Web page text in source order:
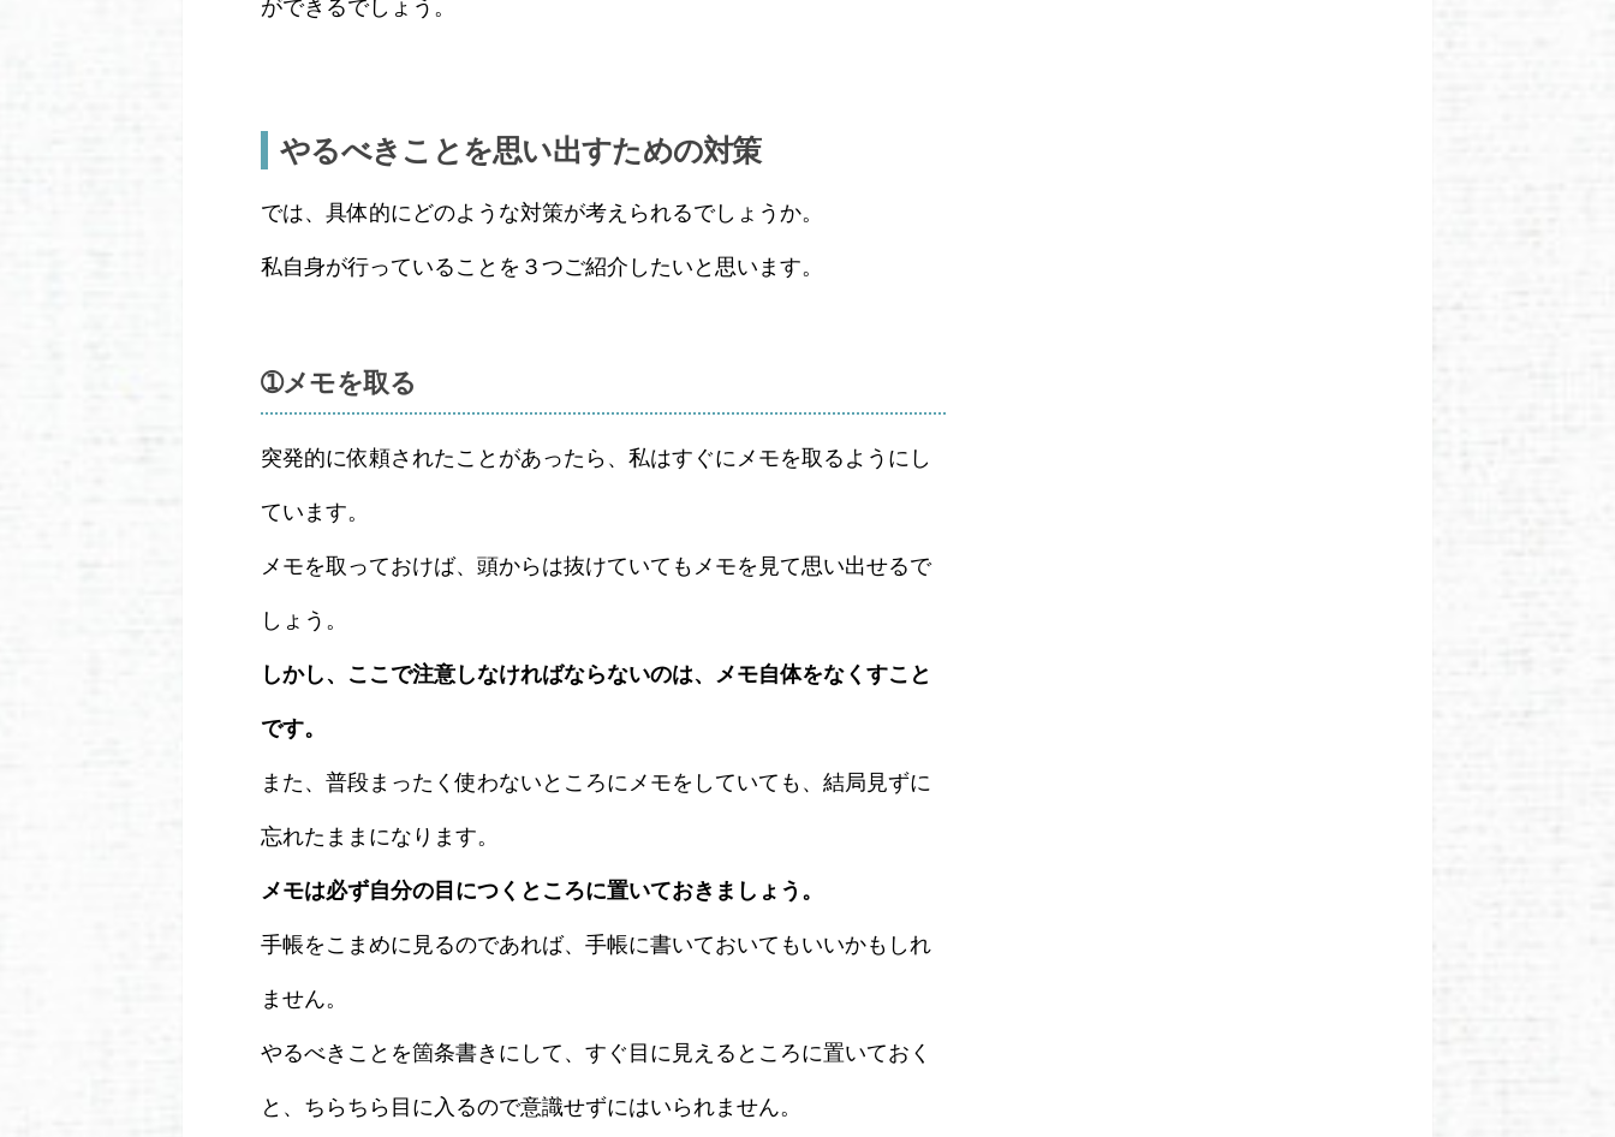
ができるでしょう。
やるべきことを思い出すための対策
では、具体的にどのような対策が考えられるでしょうか。
私自身が行っていることを３つご紹介したいと思います。
➀メモを取る
突発的に依頼されたことがあったら、私はすぐにメモを取るようにし
ています。
メモを取っておけば、頭からは抜けていてもメモを見て思い出せるで
しょう。
しかし、ここで注意しなければならないのは、メモ自体をなくすこと
です。
また、普段まったく使わないところにメモをしていても、結局見ずに
忘れたままになります。
メモは必ず自分の目につくところに置いておきましょう。
手帳をこまめに見るのであれば、手帳に書いておいてもいいかもしれ
ません。
やるべきことを箇条書きにして、すぐ目に見えるところに置いておく
と、ちらちら目に入るので意識せずにはいられません。